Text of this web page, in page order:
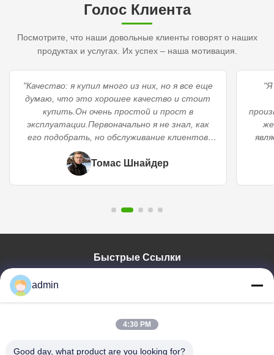
Голос Клиента
Посмотрите, что наши довольные клиенты говорят о наших
продуктах и ​​услугах. Их успех – наша мотивация.
"Качество: я купил много из них, но я все еще
думаю, что это хорошее качество и стоит
купить.Он очень простой и прост в
эксплуатации.Первоначально я не знал, как
его подобрать, но обслуживание клиентов
было очень терпеливым в выборе"
Томас Шнайдер
"Я
Быстрые Ссылки
О Компании
admin
4:30 PM
Good day, what product are you looking for?